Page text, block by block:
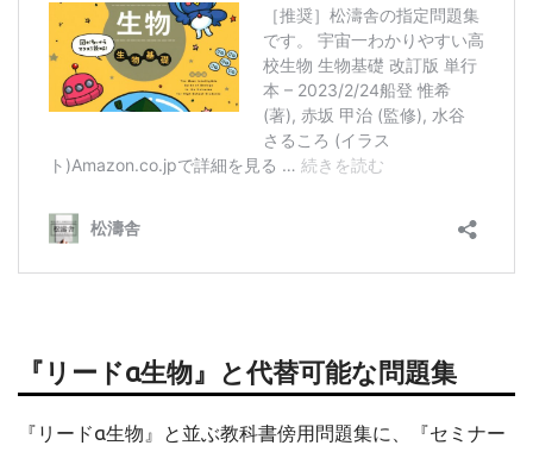
『リードα生物』と代替可能な問題集
『リードα生物』と並ぶ教科書傍用問題集に、『セミナー